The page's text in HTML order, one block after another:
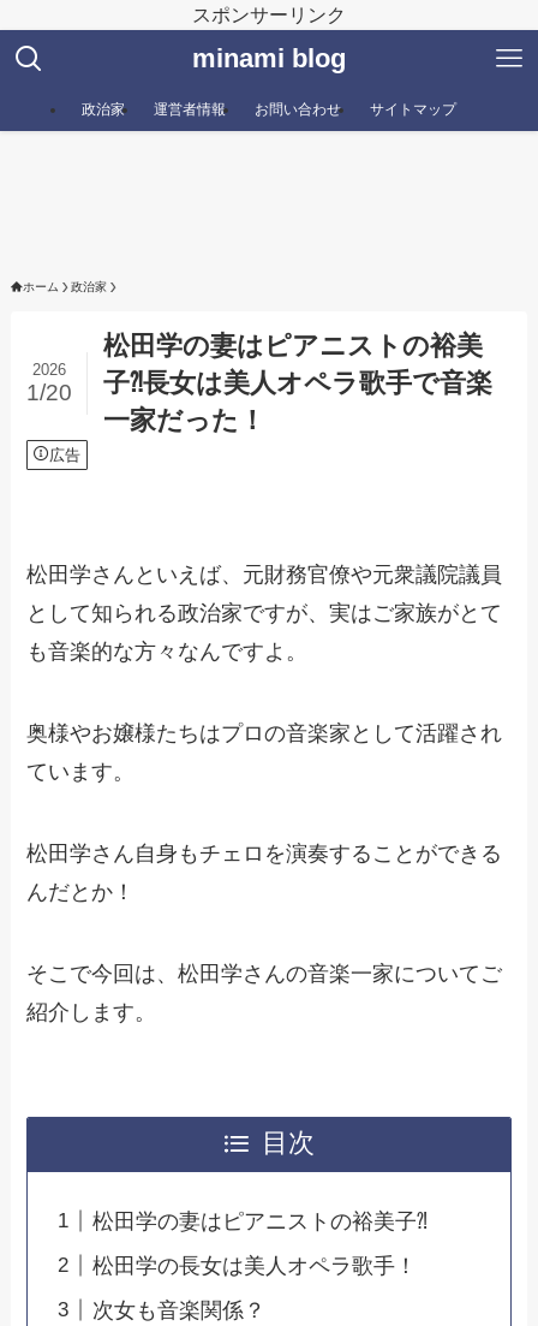
スポンサーリンク
minami blog
政治家 運営者情報 お問い合わせ サイトマップ
ホーム 政治家
松田学の妻はピアニストの裕美
子⁈長女は美人オペラ歌手で音楽
一家だった！
2026
1/20
広告
松田学さんといえば、元財務官僚や元衆議院議員
として知られる政治家ですが、実はご家族がとて
も音楽的な方々なんですよ。
奥様やお嬢様たちはプロの音楽家として活躍され
ています。
松田学さん自身もチェロを演奏することができる
んだとか！
そこで今回は、松田学さんの音楽一家についてご
紹介します。
目次
松田学の妻はピアニストの裕美子⁈
松田学の長女は美人オペラ歌手！
次女も音楽関係？